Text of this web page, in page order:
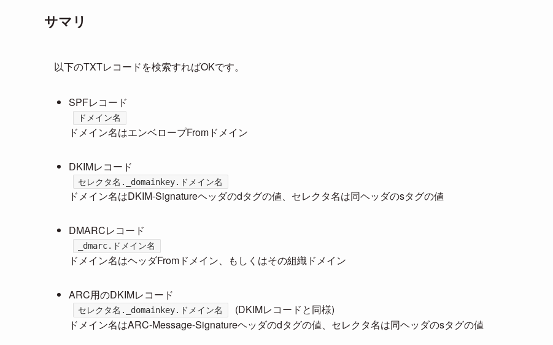
サマリ
以下のTXTレコードを検索すればOKです。
SPFレコード
ドメイン名
ドメイン名はエンベロープFromドメイン
DKIMレコード
セレクタ名._domainkey.ドメイン名
ドメイン名はDKIM-Signatureヘッダのdタグの値、セレクタ名は同ヘッダのsタグの値
DMARCレコード
_dmarc.ドメイン名
ドメイン名はヘッダFromドメイン、もしくはその組織ドメイン
ARC用のDKIMレコード
セレクタ名._domainkey.ドメイン名
(DKIMレコードと同様)
ドメイン名はARC-Message-Signatureヘッダのdタグの値、セレクタ名は同ヘッダのsタグの値